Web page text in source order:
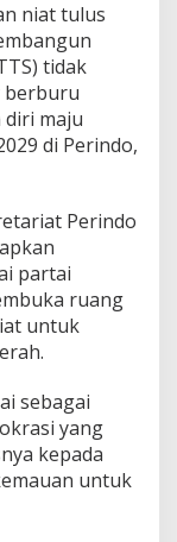
niat tulus
tidak
berburu
diri maju
di Perindo,
Perindo
partai
ruang
untuk
sebagai
yang
kepada
untuk